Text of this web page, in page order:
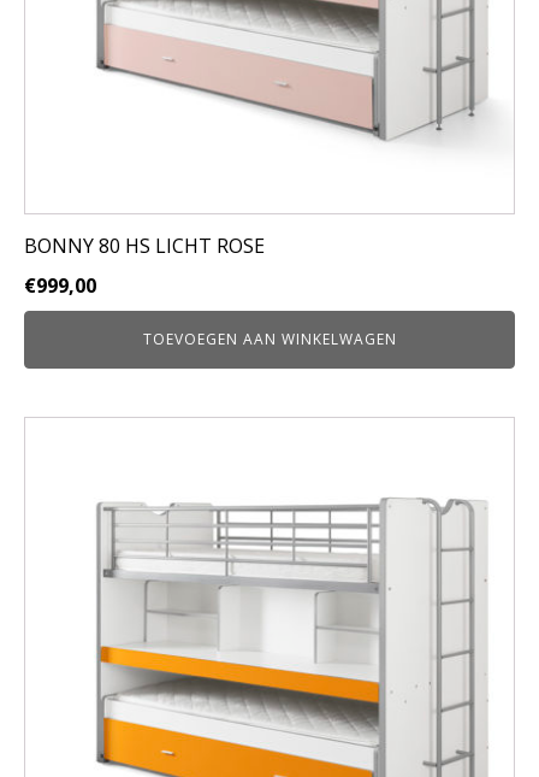
BONNY 80 HS LICHT ROSE
€999,00
TOEVOEGEN AAN WINKELWAGEN